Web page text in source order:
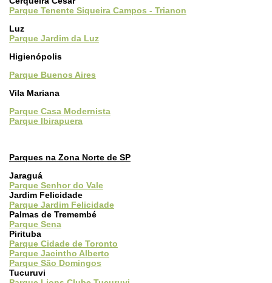
Parque Tenente Siqueira Campos - Trianon
Luz
Parque Jardim da Luz
Higienópolis
Parque Buenos Aires
Vila Mariana
Parque Casa Modernista
Parque Ibirapuera
Parques na Zona Norte de SP
Jaraguá
Parque Senhor do Vale
Jardim Felicidade
Parque Jardim Felicidade
Palmas de Tremembé
Parque Sena
Pirituba
Parque Cidade de Toronto
Parque Jacintho Alberto
Parque São Domingos
Tucuruvi